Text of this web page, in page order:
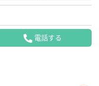
電話する